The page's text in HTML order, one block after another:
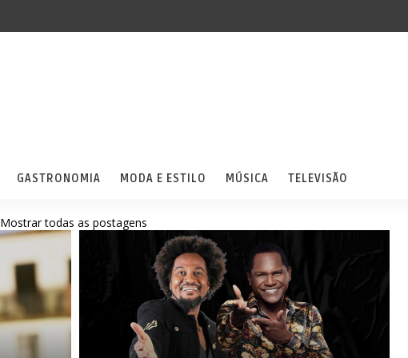
GASTRONOMIA MODA E ESTILO MÚSICA TELEVISÃO
Mostrar todas as postagens